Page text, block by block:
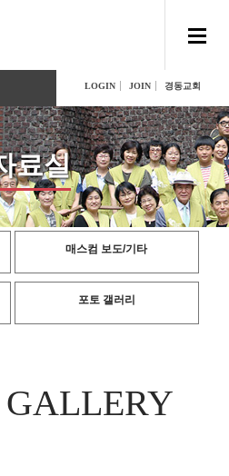
LOGIN JOIN 경동교회
료실
매스컴 보도/기타
포토 갤러리
GALLERY